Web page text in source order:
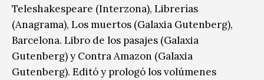
Teleshakespeare (Interzona), Librerías
(Anagrama), Los muertos (Galaxia Gutenberg),
Barcelona. Libro de los pasajes (Galaxia
Gutenberg) y Contra Amazon (Galaxia
Gutenberg). Editó y prologó los volúmenes